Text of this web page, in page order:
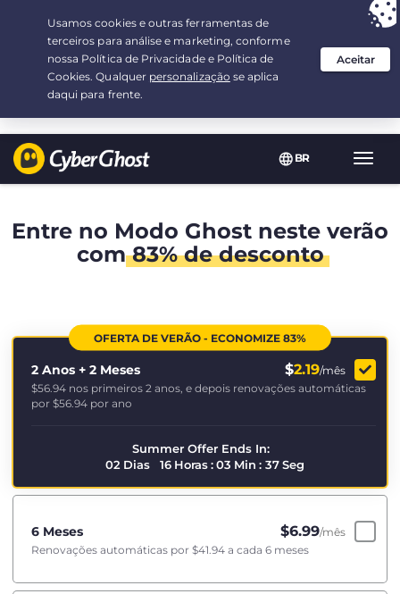
BR
Sua escolha: a melhor ofertapor 2.1666666666667-ano(s) a $
/mês
Entre no Modo Ghost neste verão
com83% de desconto
OFERTA DE VERÃO - ECONOMIZE 83%
2 Anos + 2 Meses $2.19/mês
$56.94 nos primeiros 2 anos, e depois renovações automáticas
por $56.94 por ano
Summer Offer Ends In:
02 Dias 16 Horas:03 Min : 37Seg
6 Meses $6.99/mês
Renovações automáticas por $41.94 a cada 6 meses